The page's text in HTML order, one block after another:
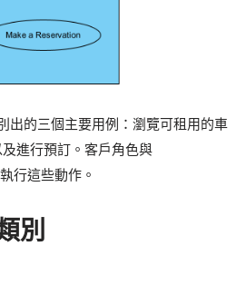
出的三個主要用例：瀏覽可租用的車
進行預訂。客戶角色與
行這些動作。
別